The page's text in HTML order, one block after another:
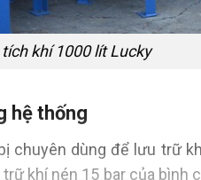
khí 1000 lít Lucky
hệ thống
chuyên dùng để lưu trữ
khí nén 15 bar của bình